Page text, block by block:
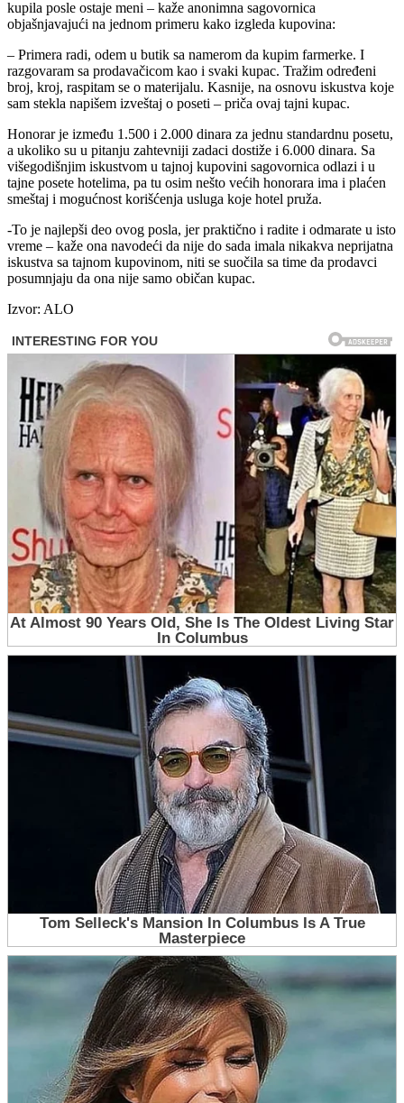
kupila posle ostaje meni – kaže anonimna sagovornica
objašnjavajući na jednom primeru kako izgleda kupovina:
– Primera radi, odem u butik sa namerom da kupim farmerke. I
razgovaram sa prodavačicom kao i svaki kupac. Tražim određeni
broj, kroj, raspitam se o materijalu. Kasnije, na osnovu iskustva koje
sam stekla napišem izveštaj o poseti – priča ovaj tajni kupac.
Honorar je između 1.500 i 2.000 dinara za jednu standardnu posetu,
a ukoliko su u pitanju zahtevniji zadaci dostiže i 6.000 dinara. Sa
višegodišnjim iskustvom u tajnoj kupovini sagovornica odlazi i u
tajne posete hotelima, pa tu osim nešto većih honorara ima i plaćen
smeštaj i mogućnost korišćenja usluga koje hotel pruža.
-To je najlepši deo ovog posla, jer praktično i radite i odmarate u isto
vreme – kaže ona navodeći da nije do sada imala nikakva neprijatna
iskustva sa tajnom kupovinom, niti se suočila sa time da prodavci
posumnjaju da ona nije samo običan kupac.
Izvor: ALO